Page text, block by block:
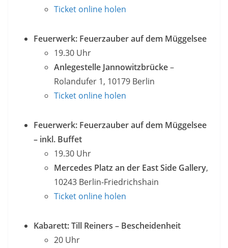
Ticket online holen
Feuerwerk: Feuerzauber auf dem Müggelsee
19.30 Uhr
Anlegestelle Jannowitzbrücke–
Rolandufer 1, 10179 Berlin
Ticket online holen
Feuerwerk: Feuerzauber auf dem Müggelsee
– inkl. Buffet
19.30 Uhr
Mercedes Platz an der East Side Gallery,
10243 Berlin-Friedrichshain
Ticket online holen
Kabarett: Till Reiners – Bescheidenheit
20 Uhr